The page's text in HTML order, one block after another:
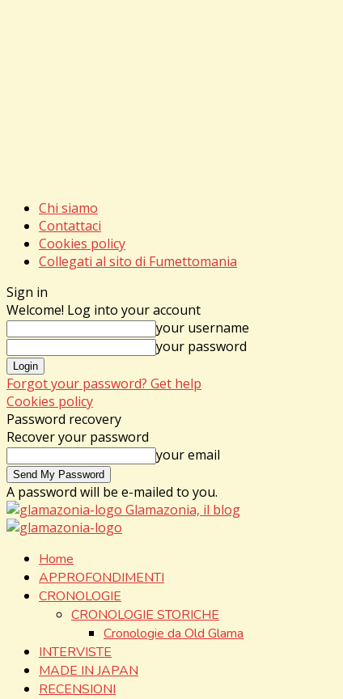
Chi siamo
Contattaci
Cookies policy
Collegati al sito di Fumettomania
Sign in
Welcome! Log into your account
your username
your password
Forgot your password? Get help
Cookies policy
Password recovery
Recover your password
your email
A password will be e-mailed to you.
Glamazonia, il blog
Home
APPROFONDIMENTI
CRONOLOGIE
CRONOLOGIE STORICHE
Cronologie da Old Glama
INTERVISTE
MADE IN JAPAN
RECENSIONI